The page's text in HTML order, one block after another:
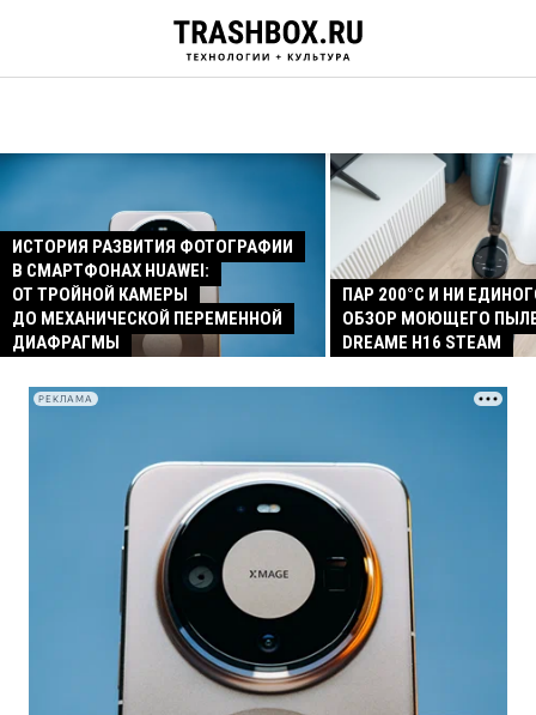
ИСТОРИЯ РАЗВИТИЯ ФОТОГРАФИИ
В СМАРТФОНАХ HUAWEI:
ОТ ТРОЙНОЙ КАМЕРЫ
ДО МЕХАНИЧЕСКОЙ ПЕРЕМЕННОЙ
ДИАФРАГМЫ
ПАР 200°C И НИ
ОБЗОР МОЮЩЕГО
DREAME H16 STEAM
РЕКЛАМА